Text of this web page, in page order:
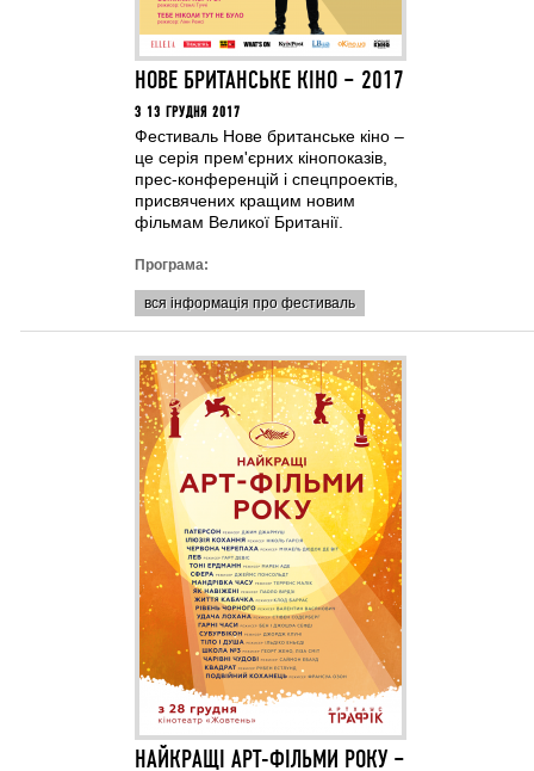
НОВЕ БРИТАНСЬКЕ КІНО – 2017
З 13 ГРУДНЯ 2017
Фестиваль Нове британське кіно –
це серія прем'єрних кінопоказів,
прес-конференцій і спецпроектів,
присвячених кращим новим
фільмам Великої Британії.
Програма:
вся інформація про фестиваль
НАЙКРАЩI АРТ-ФIЛЬМИ РОКУ –